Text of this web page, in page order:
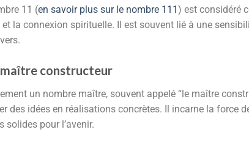
11 (en savoir plus sur le nombre 111) est considéré
la connexion spirituelle. Il est souvent lié à une
maître constructeur
un nombre maître, souvent appelé “le maître
des idées en réalisations concrètes. Il incarne la force
pour l’avenir.